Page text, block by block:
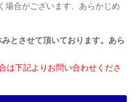
場合がございます、あらかじめ
とさせて頂いております。あら
は下記よりお問い合わせくださ